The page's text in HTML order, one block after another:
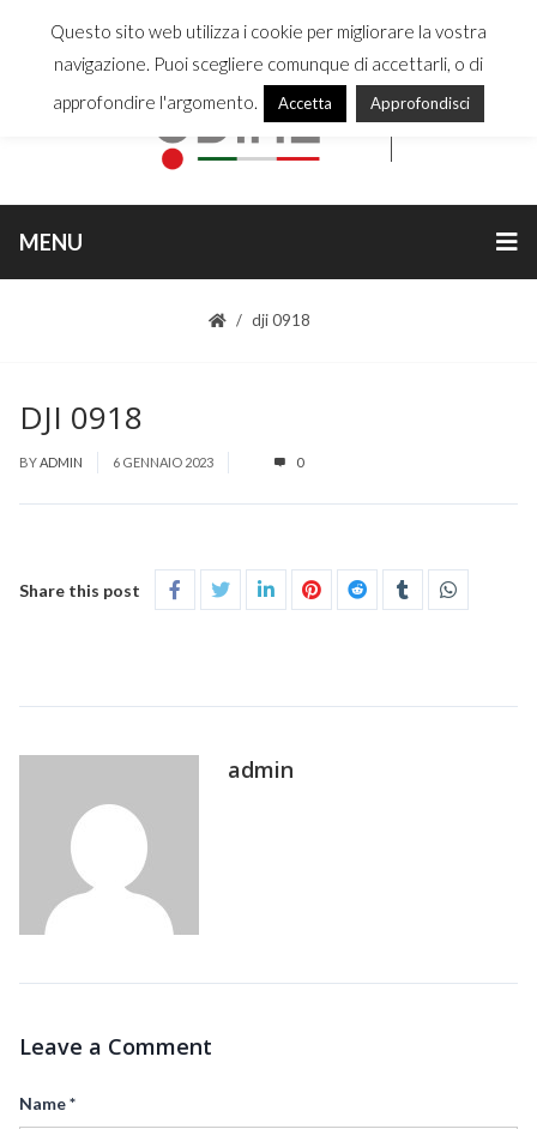
MENU
dji 0918
DJI 0918
BYADMIN 6 GENNAIO 2023 0
Share this post
admin
Leave a Comment
Name*
Questo sito web utilizza i cookie per migliorare la vostra
navigazione. Puoi scegliere comunque di accettarli, o di
approfondire l'argomento.
Accetta Approfondisci